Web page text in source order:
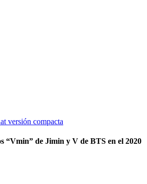
“Vmin” de Jimin y V de BTS en el 2020